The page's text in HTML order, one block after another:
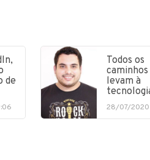
de
Todos os
caminhos
levam à
28/07/2020